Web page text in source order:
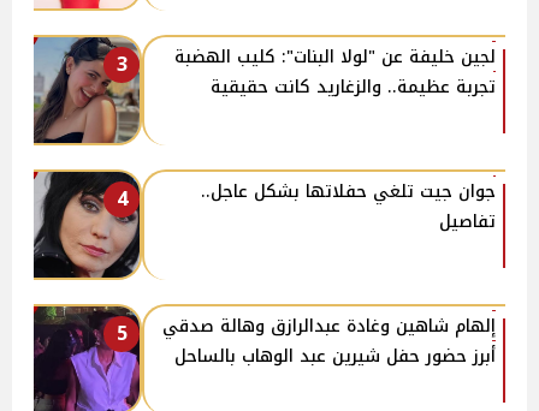
3
لجين خليفة عن "لولا البنات": كليب الهضبة
تجربة عظيمة.. والزغاريد كانت حقيقية
4
جوان جيت تلغي حفلاتها بشكل عاجل..
تفاصيل
5
إلهام شاهين وغادة عبدالرازق وهالة صدقي
أبرز حضور حفل شيرين عبد الوهاب بالساحل